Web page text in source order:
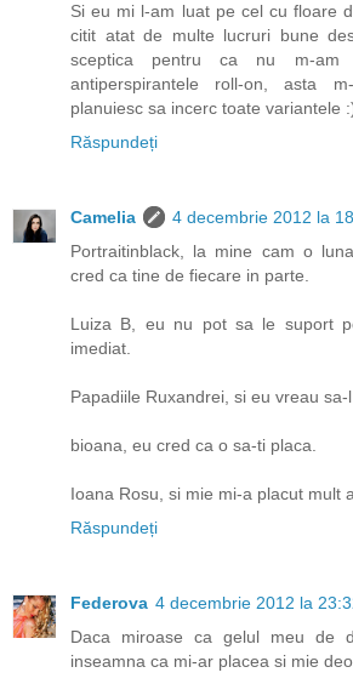
Si eu mi l-am luat pe cel cu floare
citit atat de multe lucruri bune
sceptica pentru ca nu m-am
antiperspirantele roll-on, asta
planuiesc sa incerc toate variantele
Răspundeți
Camelia
4 decembrie 2012 la
Portraitinblack, la mine cam o
cred ca tine de fiecare in parte.
Luiza B, eu nu pot sa le suport
imediat.
Papadiile Ruxandrei, si eu vreau
bioana, eu cred ca o sa-ti placa.
Ioana Rosu, si mie mi-a placut mult
Răspundeți
Federova 4 decembrie 2012 la
Daca miroase ca gelul meu de
inseamna ca mi-ar placea si mie deo